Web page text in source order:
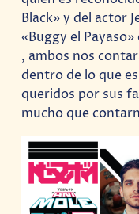
Black» y del actor
«Buggy el
, ambos nos
dentro de lo que
queridos por sus
mucho que